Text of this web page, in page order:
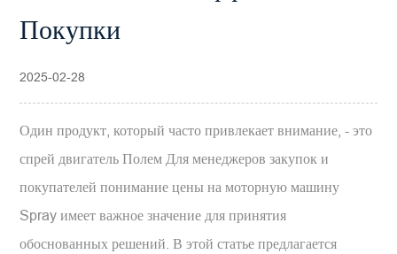
Покупки
2025-02-28
Один продукт, который часто привлекает внимание, - это
спрей двигательПолем Для менеджеров закупок и
покупателей понимание цены на моторную машину
Spray имеет важное значение для принятия
обоснованных решений. В этой статье предлагается